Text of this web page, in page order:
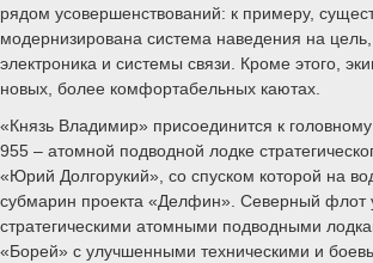
рядом усовершенствований: к примеру,
модернизирована система наведения на
электроника и системы связи. Кроме этого,
новых, более комфортабельных каютах.
«Князь Владимир» присоединится к
955 – атомной подводной лодке
«Юрий Долгорукий», со спуском которой на
субмарин проекта «Делфин». Северный флот
стратегическими атомными подводными
«Борей» с улучшенными техническими и